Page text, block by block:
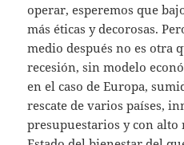
operar, esperemos que
más éticas y decorosas.
medio después no es otra
recesión, sin modelo
en el caso de Europa,
rescate de varios países,
presupuestarios y con alto